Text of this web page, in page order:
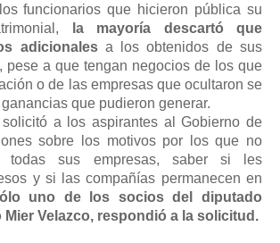
funcionarios que hicieron pública su
la mayoría descartó que
adicionales a los obtenidos de sus
pese a que tengan negocios de los que
o de las empresas que ocultaron se
que pudieron generar.
a los aspirantes al Gobierno de
sobre los motivos por los que no
todas sus empresas, saber si les
y si las compañías permanecen en
uno de los socios del diputado
Mier Velazco, respondió a la solicitud.